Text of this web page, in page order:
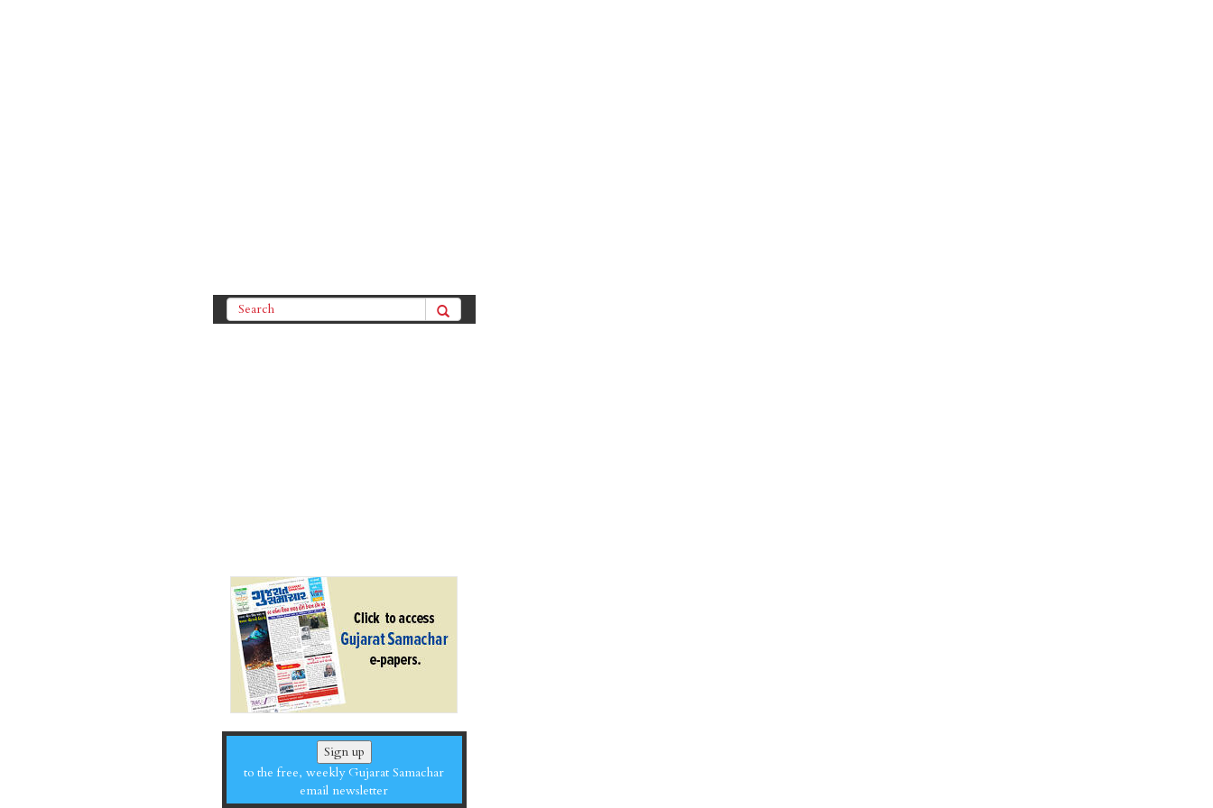
Sign up
to the free, weekly Gujarat Samachar
email newsletter